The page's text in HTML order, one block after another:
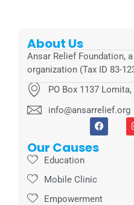
About Us
Ansar Relief Foundation,
organization (Tax ID 83-
PO Box 1137
info@ansarrelief.org
Our Causes
Education
Mobile Clinic
Empowerment